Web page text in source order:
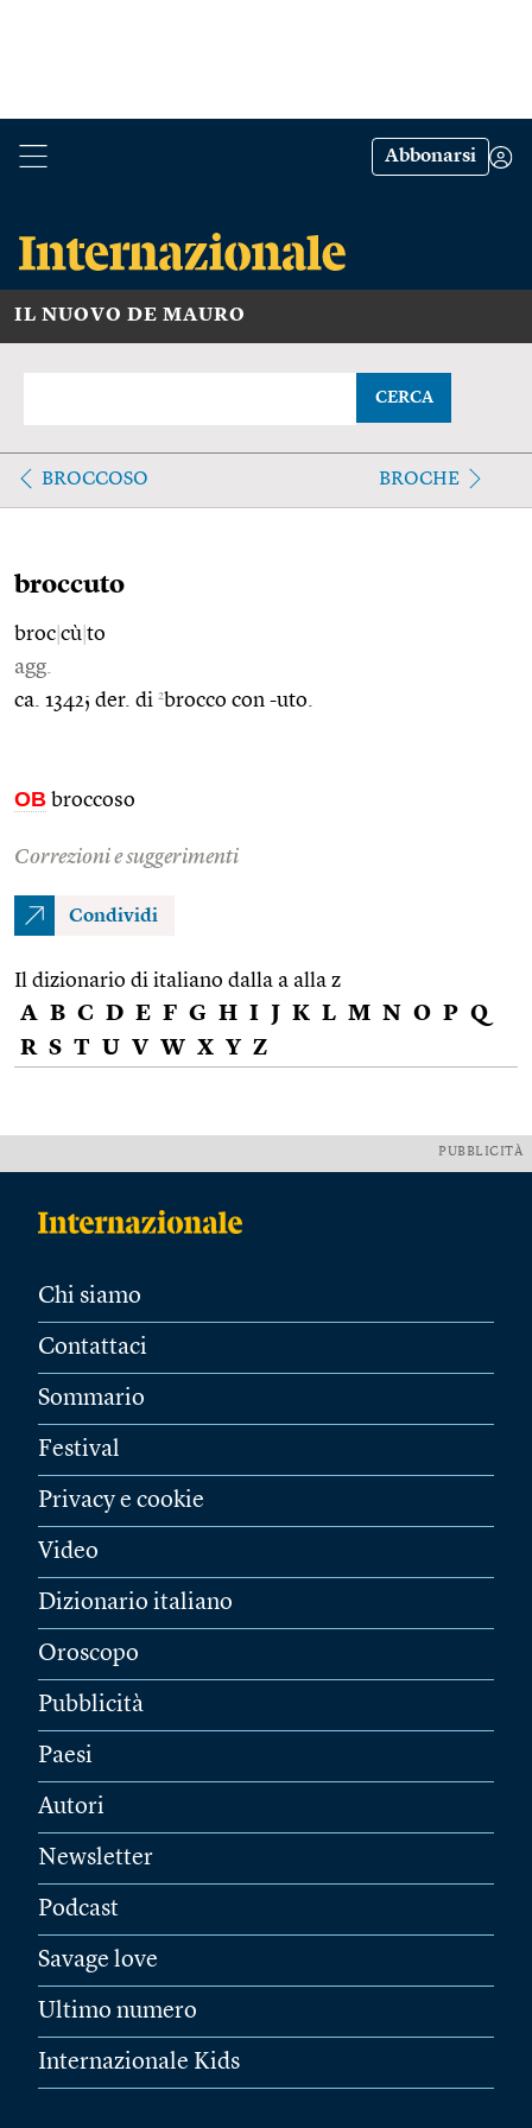
Abbonarsi
IL NUOVO DE MAURO
CERCA
BROCCOSO BROCHE
broccuto
broc cù to
agg.
ca. 1342; der. di 2brocco con -uto.
OB broccoso
Correzioni e suggerimenti
Condividi
Il dizionario di italiano dalla a alla z
A B C D E F G H I J K L M N O P Q
R S T U V W X Y Z
PUBBLICITÀ
Chi siamo
Contattaci
Sommario
Festival
Privacy e cookie
Video
Dizionario italiano
Oroscopo
Pubblicità
Paesi
Autori
Newsletter
Podcast
Savage love
Ultimo numero
Internazionale Kids